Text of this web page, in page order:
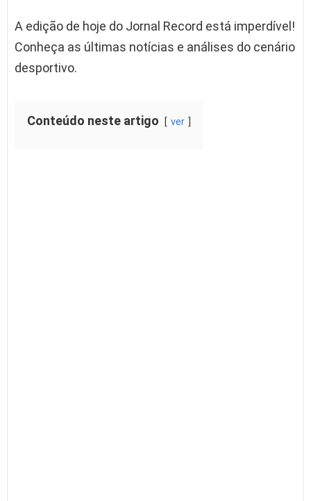
A edição de hoje do Jornal Record está imperdível!
Conheça as últimas notícias e análises do cenário
desportivo.
Conteúdo neste artigo ver